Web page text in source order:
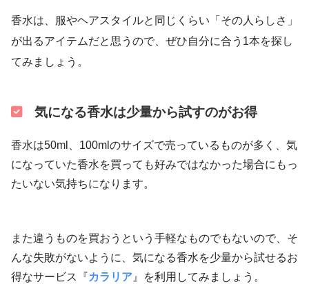
香水は、服やヘアスタイルと同じくらい「その人らしさ」
が出るアイテムだと思うので、ぜひ自分に合う1本を探し
てみましょう。
気になる香水は少量から試すのがお得
香水は50ml、100mlのサイズで売っているものが多く、気
になっていた香水を買っても好みではなかった場合にもっ
たいない気持ちになります。
また違うものを買おうという手軽なものでもないので、そ
んな失敗がないように、気になる香水を少量から試せるお
得なサービス『カラリア 』を利用してみましょう。